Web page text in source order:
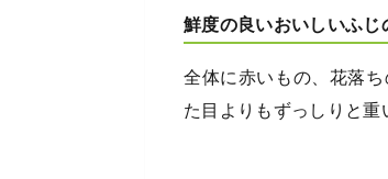
鮮度の良いおいしいふじ
全体に赤いもの、花落
た目よりもずっしりと重